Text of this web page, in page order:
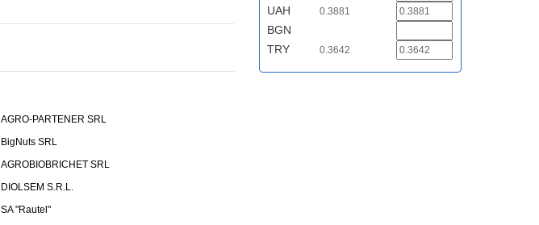
AGRO-PARTENER SRL
BigNuts SRL
AGROBIOBRICHET SRL
DIOLSEM S.R.L.
SA "Rautel"
UAH 0.3881
BGN
TRY
0.3642